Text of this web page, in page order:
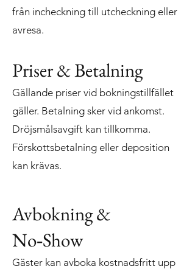
från incheckning till utcheckning eller
avresa.
Priser & Betalning
Gällande priser vid bokningstillfället
gäller. Betalning sker vid ankomst.
Dröjsmålsavgift kan tillkomma.
Förskottsbetalning eller deposition
kan krävas.
Avbokning &
No‑Show
Gäster kan avboka kostnadsfritt upp